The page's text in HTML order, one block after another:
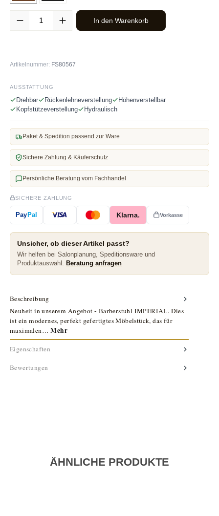
Produkt Anzahl: Gib den gewünschten Wert ein oder benutze die
In den Warenkorb
Artikelnummer: FS80567
AUSSTATTUNG
Drehbar Rückenlehneverstellung
Höhenverstellbar
Kopfstützeverstellung
Hydraulisch
Paket & Spedition passend zur Ware
Sichere Zahlung & Käuferschutz
Persönliche Beratung vom Fachhandel
SICHERE ZAHLUNG
PayPal Klarna. Vorkasse
Unsicher, ob dieser Artikel passt?
Wir helfen bei Salonplanung, Speditionsware und
Produktauswahl.
Beratung anfragen
Beschreibung
Neuheit in unserem Angebot - Barberstuhl IMPERIAL. Dies
ist ein modernes, perfekt gefertigtes Möbelstück, das für
maximalen…Mehr
Eigenschaften
Bewertungen
ÄHNLICHE PRODUKTE